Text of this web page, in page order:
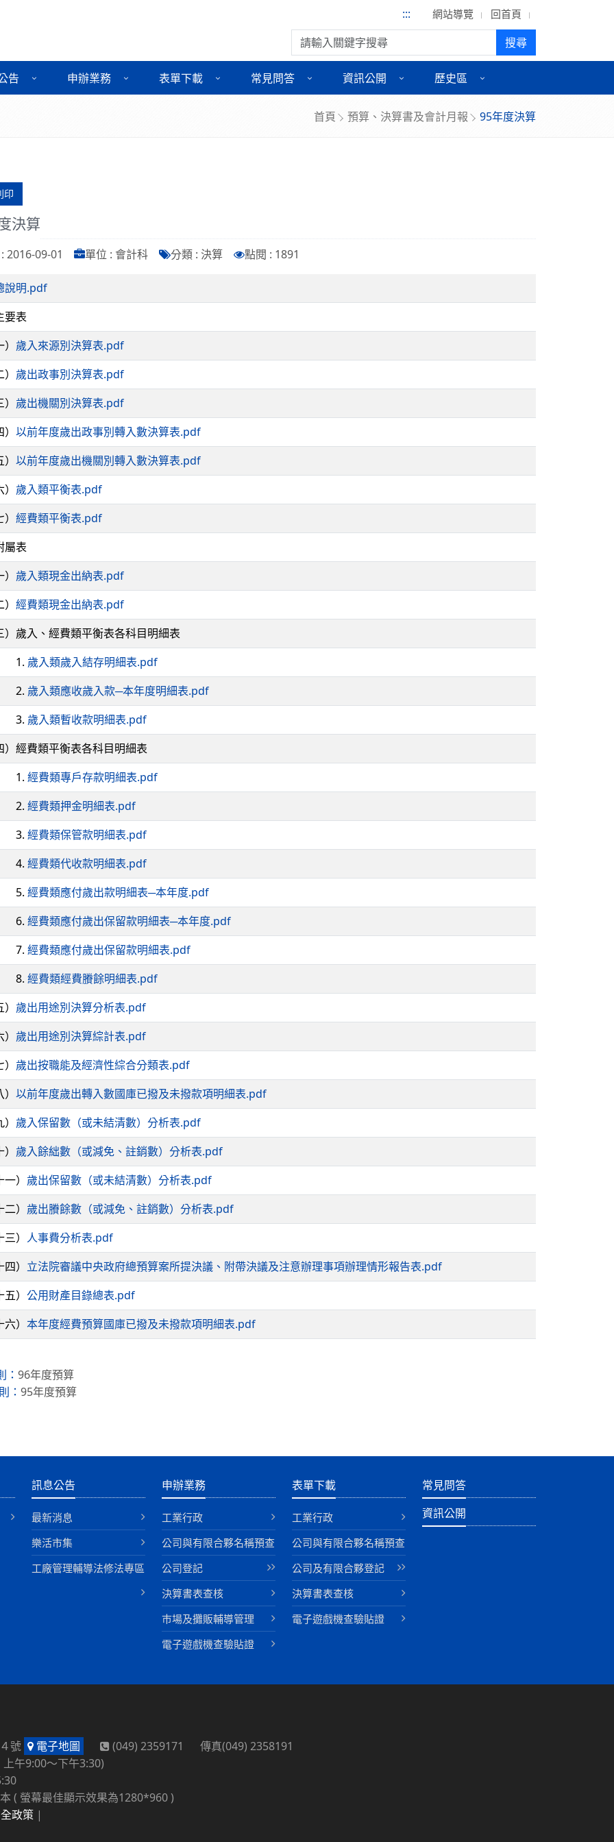
::: 網站導覽 回首頁
搜尋: 搜尋
告 申辦業務 表單下載 常見問答 資訊公開 歷史區
首頁 預算、決算書及會計月報 95年度決算
印
決算
2016-09-01 單位 : 會計科 分類 : 決算 點閱 : 1891
說明.pdf
要表
歲入來源別決算表.pdf
歲出政事別決算表.pdf
歲出機關別決算表.pdf
以前年度歲出政事別轉入數決算表.pdf
以前年度歲出機關別轉入數決算表.pdf
歲入類平衡表.pdf
經費類平衡表.pdf
屬表
歲入類現金出納表.pdf
經費類現金出納表.pdf
歲入、經費類平衡表各科目明細表
歲入類歲入結存明細表.pdf
歲入類應收歲入款─本年度明細表.pdf
歲入類暫收款明細表.pdf
經費類平衡表各科目明細表
經費類專戶存款明細表.pdf
經費類押金明細表.pdf
經費類保管款明細表.pdf
經費類代收款明細表.pdf
經費類應付歲出款明細表─本年度.pdf
經費類應付歲出保留款明細表─本年度.pdf
經費類應付歲出保留款明細表.pdf
經費類經費賸餘明細表.pdf
歲出用途別決算分析表.pdf
歲出用途別決算綜計表.pdf
歲出按職能及經濟性綜合分類表.pdf
以前年度歲出轉入數國庫已撥及未撥款項明細表.pdf
歲入保留數（或未結清數）分析表.pdf
歲入餘絀數（或減免、註銷數）分析表.pdf
） 歲出保留數（或未結清數）分析表.pdf
） 歲出賸餘數（或減免、註銷數）分析表.pdf
） 人事費分析表.pdf
） 立法院審議中央政府總預算案所提決議、附帶決議及注意辦理事項辦理情形報告表.pdf
） 公用財產目錄總表.pdf
） 本年度經費預算國庫已撥及未撥款項明細表.pdf
： 96年度預算
： 95年度預算
訊息公告
最新消息
樂活市集
工廠管理輔導法修法專區
申辦業務
工業行政
公司與有限合夥名稱預查
公司登記
決算書表查核
巿場及攤販輔導管理
電子遊戲機查驗貼證
表單下載
工業行政
公司與有限合夥名稱預查
公司及有限合夥登記
決算書表查核
電子遊戲機查驗貼證
常見問答
資訊公開
號 電子地圖
(049) 2359171 傳真(049) 2358191
午9:00～下午3:30)
( 螢幕最佳顯示效果為1280*960 )
政策 |